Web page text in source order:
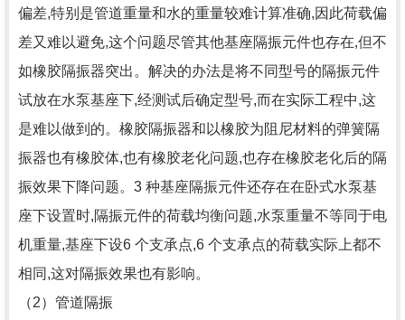
偏差,特别是管道重量和水的重量较难计算准确,因此荷载偏
差又难以避免,这个问题尽管其他基座隔振元件也存在,但不
如橡胶隔振器突出。解决的办法是将不同型号的隔振元件
试放在水泵基座下,经测试后确定型号,而在实际工程中,这
是难以做到的。橡胶隔振器和以橡胶为阻尼材料的弹簧隔
振器也有橡胶体,也有橡胶老化问题,也存在橡胶老化后的隔
振效果下降问题。3 种基座隔振元件还存在在卧式水泵基
座下设置时,隔振元件的荷载均衡问题,水泵重量不等同于电
机重量,基座下设6 个支承点,6 个支承点的荷载实际上都不
相同,这对隔振效果也有影响。
（2）管道隔振